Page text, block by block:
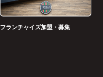
フランチャイズ加盟・募集